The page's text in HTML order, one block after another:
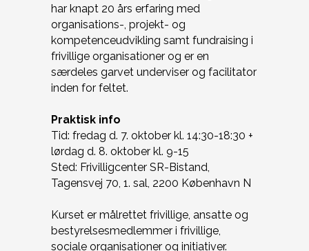
har knapt 20 års erfaring med
organisations-, projekt- og
kompetenceudvikling samt fundraising i
frivillige organisationer og er en
særdeles garvet underviser og facilitator
inden for feltet.
Praktisk info
Tid: fredag d. 7. oktober kl. 14:30-18:30 +
lørdag d. 8. oktober kl. 9-15
Sted: Frivilligcenter SR-Bistand,
Tagensvej 70, 1. sal, 2200 København N
Kurset er målrettet frivillige, ansatte og
bestyrelsesmedlemmer i frivillige,
sociale organisationer og initiativer.